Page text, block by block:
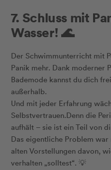
7. Schluss mit
Wasser! 🌊
Der Schwimmunterricht mit
Panik mehr. Dank moderner
Bademode kannst du dich
außerhalb.
Und mit jeder Erfahrung
Selbstvertrauen.Denn die
aufhält – sie ist ein Teil von
Das eigentliche Problem
alten Vorstellungen davon,
verhalten „solltest“. 💡